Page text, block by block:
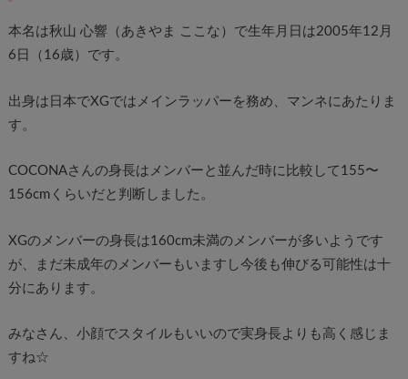
本名は秋山 心響（あきやま ここな）で生年月日は2005年12月
6日（16歳）です。
出身は日本でXGではメインラッパーを務め、マンネにあたりま
す。
COCONAさんの身長はメンバーと並んだ時に比較して155〜
156cmくらいだと判断しました。
XGのメンバーの身長は160cm未満のメンバーが多いようです
が、まだ未成年のメンバーもいますし今後も伸びる可能性は十
分にあります。
みなさん、小顔でスタイルもいいので実身長よりも高く感じま
すね☆